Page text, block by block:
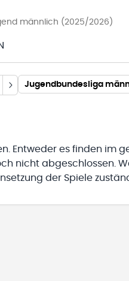
männlich (2025/2026)
Jugendbundesliga
Entweder es finden im
nicht abgeschlossen.
der Spiele